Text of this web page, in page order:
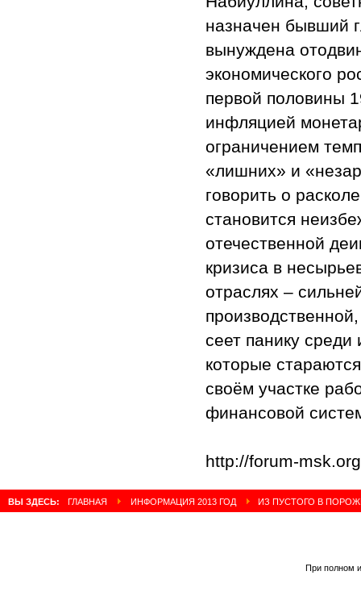
назначен бывший
вынуждена
экономического
первой половины
инфляцией
ограничением
«лишних» и
говорить о
становится
отечественной
кризиса в
отраслях –
сеет панику
которые
своём участке
финансовой
http://forum-
ВЫ ЗДЕСЬ: ГЛАВНАЯ ИНФОРМАЦИЯ 2013 ГОД ИЗ ПУСТОГО В
При полном